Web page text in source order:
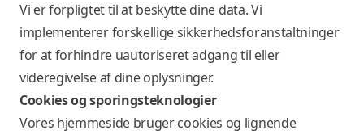
Vi er forpligtet til at beskytte dine data. Vi
implementerer forskellige sikkerhedsforanstaltninger
for at forhindre uautoriseret adgang til eller
videregivelse af dine oplysninger.
Cookies og sporingsteknologier
Vores hjemmeside bruger cookies og lignende